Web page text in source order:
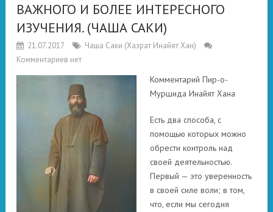
ВАЖНОГО И БОЛЕЕ ИНТЕРЕСНОГО
ИЗУЧЕНИЯ. (ЧАША САКИ)
21.07.2017
Чаша Саки (Хазрат Инайят Хан)
Комментариев нет
Комментарий Пир-о-
Муршида Инайят Хана
Есть два способа, с
помощью которых можно
обрести контроль над
своей деятельностью.
Первый — это уверенность
в своей силе воли; в том,
что, если мы сегодня